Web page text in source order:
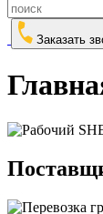
Заказать